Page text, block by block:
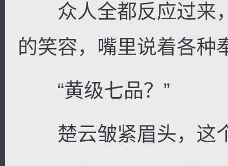
众人全都反应过来
的笑容，嘴里说着各种
“黄级七品？”
楚云皱紧眉头，这